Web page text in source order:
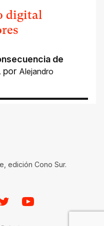
digital
de
por Alejandro
edición Cono Sur.
Youtube